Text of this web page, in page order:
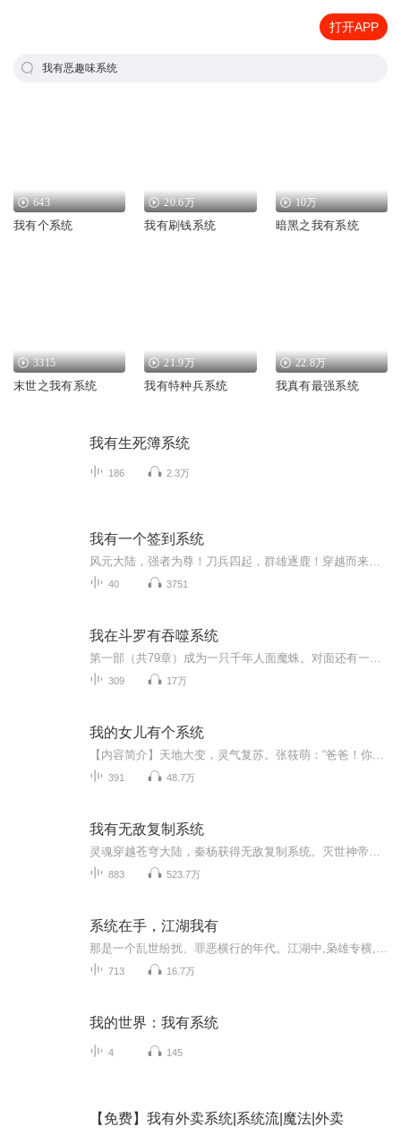
打开APP
我有恶趣味系统
643
我有个系统
20.6万
我有刷钱系统
10万
暗黑之我有系统
3315
末世之我有系统
21.9万
我有特种兵系统
22.8万
我真有最强系统
我有生死簿系统
186 2.3万
我有一个签到系统
40 3751
我在斗罗有吞噬系统
309 17万
我的女儿有个系统
391 48.7万
我有无敌复制系统
883 523.7万
系统在手，江湖我有
713 16.7万
我的世界：我有系统
4 145
【免费】我有外卖系统|系统流|魔法|外卖